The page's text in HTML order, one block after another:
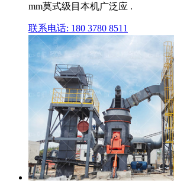
mm莫式级目本机广泛应 .
联系电话: 180 3780 8511